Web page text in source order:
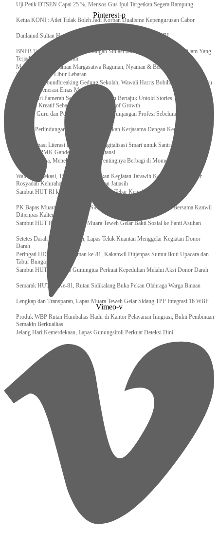
Uji Petik DTSEN Capai 25 %, Mensos Gus Ipul Targetkan Segera Rampung
Ketua KONI : Atlet Tidak Boleh Jadi Korban Dualisme Kepengurusan Cabor
Danlanud Sultan Hasanuddin Ikuti Exit Meeting Bersama BPK RI
BNPB Terus Memantau Perkembangan Situasi dan Penanganan Bencana Alam Yang
Terjadi di Beberapa Daerah
Menpar Pastikan Taman Margasatwa Ragunan, Nyaman & Bersih di Kunjungi
Wisatawan Saat Libur Lebaran
Resmikan Groundbreaking Gedung Sekolah, Wawali Harris Bobihoe : Tonggak Baru
Ciptakan Generasi Emas Masa Depan
Menghadiri Pameran Seni Meiro Collection Bertajuk Untold Stories, Irene Umar :
Ekonomi Kreatif Sebagai The New Engine of Growth
120.067 Guru dan Pengawas PAI Terima Tunjangan Profesi Sebelum Lebaran
Perkuat Perlindungan KI Kemenkum Sahkan Kerjasama Dengan Kemenbud
Transformasi Literasi Keuangan dan Digitalisasi Smart untuk Santri Produktif
Kemenko PMK Gandeng Beberapa Intansi
Peduli Sesama, Menekraf Tekankan Pentingnya Berbagi di Momen Ramadan
Wali Kota Bekasi, Tri Adhianto Lakukan Kegiatan Tarawih Keliling di Masjid Ar-
Rosyadah Kelurahan Jatirasa Kecamatan Jatiasih
Sambut HUT RI ke-81, Lapas Gunungtua Tebar Kepedulian Lewat Bansos
‎PK Bapas Muara Teweh Hadiri Sidang TPP di Lapas Muara Teweh Bersama Kanwil
Ditjenpas Kalteng
‎Sambut HUT RI ke 81, Bapas Muara Teweh Gelar Bakti Sosial ke Panti Asuhan
Setetes Darah Sejuta Harapan, Lapas Teluk Kuantan Menggelar Kegiatan Donor
Darah
Peringati HDKD Pengayoman ke-81, Kakanwil Ditjenpas Sumut Ikuti Upacara dan
Tabur Bunga di TMP
Sambut HUT RI, Lapas Gunungtua Perkuat Kepedulian Melalui Aksi Donor Darah
Semarak HUT RI Ke-81, Rutan Sidikalang Buka Pekan Olahraga Warga Binaan
Lengkap dan Transparan, Lapas Muara Teweh Gelar Sidang TPP Integrasi 16 WBP
Produk WBP Rutan Humbahas Hadir di Kantor Pelayanan Imigrasi, Bukti Pembinaan
Semakin Berkualitas
Jelang Hari Kemerdekaan, Lapas Gunungsitoli Perkuat Deteksi Dini
Pinterest-p
Vimeo-v